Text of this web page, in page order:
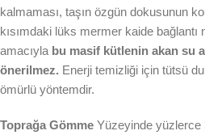
kalmaması, taşın özgün dokusunun
kısımdaki lüks mermer kaide bağlantı
amacıyla bu masif kütlenin akan su
önerilmez. Enerji temizliği için tütsü
ömürlü yöntemdir.
Toprağa Gömme Yüzeyinde